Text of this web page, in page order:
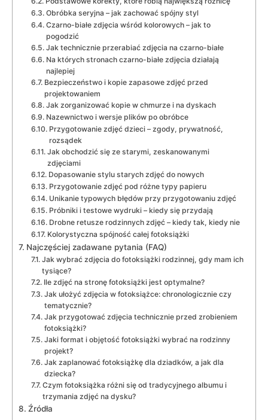
Obróbka seryjna – jak zachować spójny styl
Czarno-białe zdjęcia wśród kolorowych – jak to
pogodzić
Jak technicznie przerabiać zdjęcia na czarno-białe
Na których stronach czarno-białe zdjęcia działają
najlepiej
Bezpieczeństwo i kopie zapasowe zdjęć przed
projektowaniem
Jak zorganizować kopie w chmurze i na dyskach
Nazewnictwo i wersje plików po obróbce
Przygotowanie zdjęć dzieci – zgody, prywatność,
rozsądek
Jak obchodzić się ze starymi, zeskanowanymi
zdjęciami
Dopasowanie stylu starych zdjęć do nowych
Przygotowanie zdjęć pod różne typy papieru
Unikanie typowych błędów przy przygotowaniu zdjęć
Próbniki i testowe wydruki – kiedy się przydają
Drobne retusze rodzinnych zdjęć – kiedy tak, kiedy nie
Kolorystyczna spójność całej fotoksiążki
Najczęściej zadawane pytania (FAQ)
Jak wybrać zdjęcia do fotoksiążki rodzinnej, gdy mam ich
tysiące?
Ile zdjęć na stronę fotoksiążki jest optymalne?
Jak ułożyć zdjęcia w fotoksiążce: chronologicznie czy
tematycznie?
Jak przygotować zdjęcia technicznie przed zrobieniem
fotoksiążki?
Jaki format i objętość fotoksiążki wybrać na rodzinny
projekt?
Jak zaplanować fotoksiążkę dla dziadków, a jak dla
dziecka?
Czym fotoksiążka różni się od tradycyjnego albumu i
trzymania zdjęć na dysku?
Źródła